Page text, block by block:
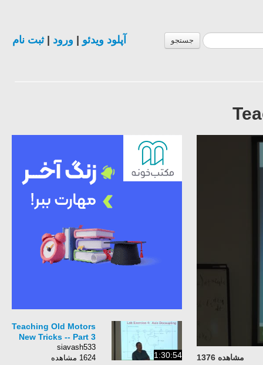
جستجو آپلود ویدئو ورود |ثبت نام
مشاهده 1376 1:30:54
Teaching Old Motors
New Tricks -- Part 3
siavash533
1624 مشاهده